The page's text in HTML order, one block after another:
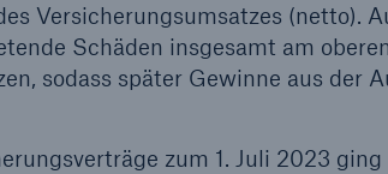
Versicherungsumsatzes (netto).
Schäden insgesamt am
sodass später Gewinne aus der
zum 1. Juli 2023